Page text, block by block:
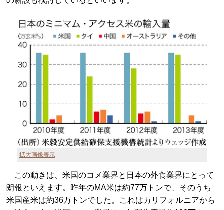
拡大画像表示
この動きは、米国のコメ業界と日本の外食業界にとって
朗報といえます。昨年のMA米は約77万トンで、そのうち
米国産米は約36万トンでした。これはカリフォルニアから